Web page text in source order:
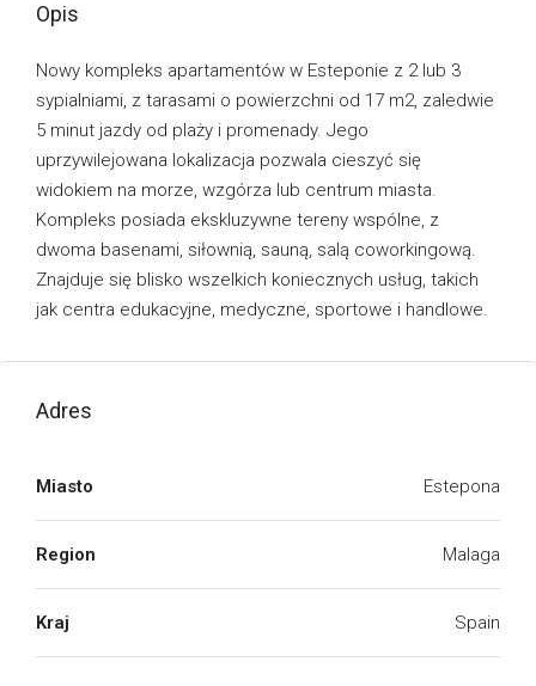
Opis
Nowy kompleks apartamentów w Esteponie z 2 lub 3
sypialniami, z tarasami o powierzchni od 17 m2, zaledwie
5 minut jazdy od plaży i promenady. Jego
uprzywilejowana lokalizacja pozwala cieszyć się
widokiem na morze, wzgórza lub centrum miasta.
Kompleks posiada ekskluzywne tereny wspólne, z
dwoma basenami, siłownią, sauną, salą coworkingową.
Znajduje się blisko wszelkich koniecznych usług, takich
jak centra edukacyjne, medyczne, sportowe i handlowe.
Adres
Miasto Estepona
Region Malaga
Kraj Spain